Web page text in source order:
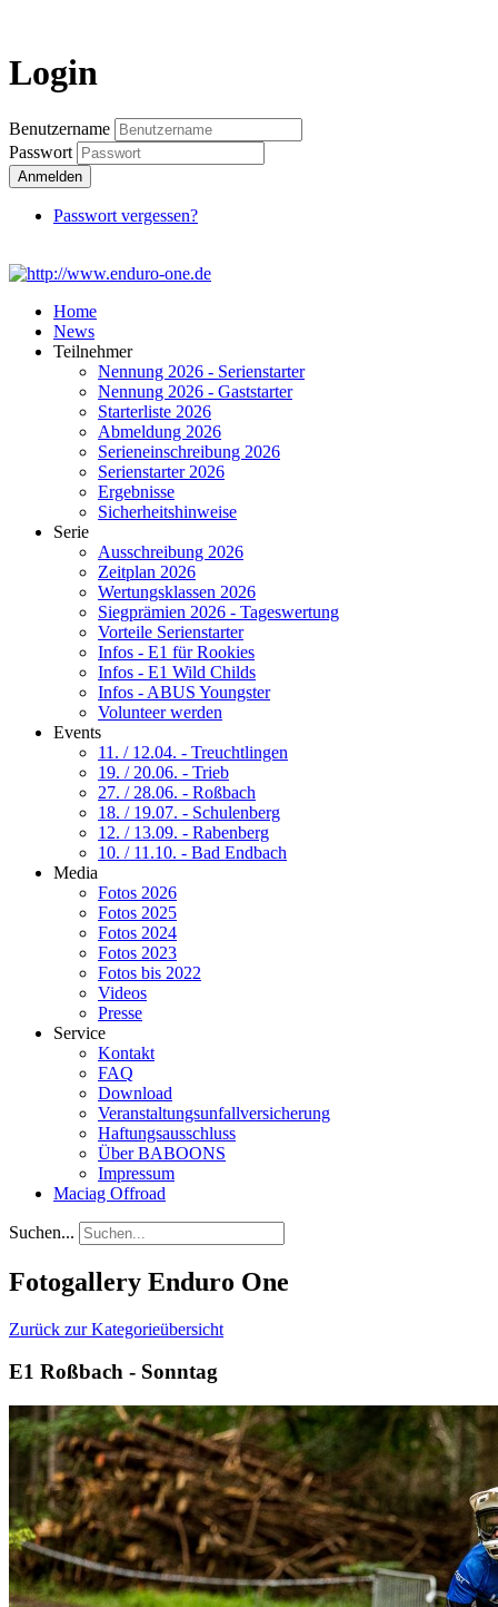
Login
Benutzername
Passwort
Anmelden
Passwort vergessen?
Home
News
Teilnehmer
Nennung 2026 - Serienstarter
Nennung 2026 - Gaststarter
Starterliste 2026
Abmeldung 2026
Serieneinschreibung 2026
Serienstarter 2026
Ergebnisse
Sicherheitshinweise
Serie
Ausschreibung 2026
Zeitplan 2026
Wertungsklassen 2026
Siegprämien 2026 - Tageswertung
Vorteile Serienstarter
Infos - E1 für Rookies
Infos - E1 Wild Childs
Infos - ABUS Youngster
Volunteer werden
Events
11. / 12.04. - Treuchtlingen
19. / 20.06. - Trieb
27. / 28.06. - Roßbach
18. / 19.07. - Schulenberg
12. / 13.09. - Rabenberg
10. / 11.10. - Bad Endbach
Media
Fotos 2026
Fotos 2025
Fotos 2024
Fotos 2023
Fotos bis 2022
Videos
Presse
Service
Kontakt
FAQ
Download
Veranstaltungsunfallversicherung
Haftungsausschluss
Über BABOONS
Impressum
Maciag Offroad
Suchen...
Fotogallery Enduro One
Zurück zur Kategorieübersicht
E1 Roßbach - Sonntag